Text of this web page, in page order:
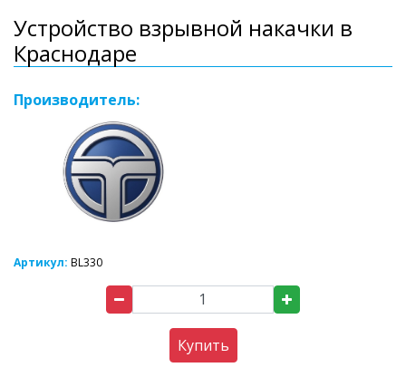
Устройство взрывной накачки в
Краснодаре
Производитель:
Артикул: BL330
Купить